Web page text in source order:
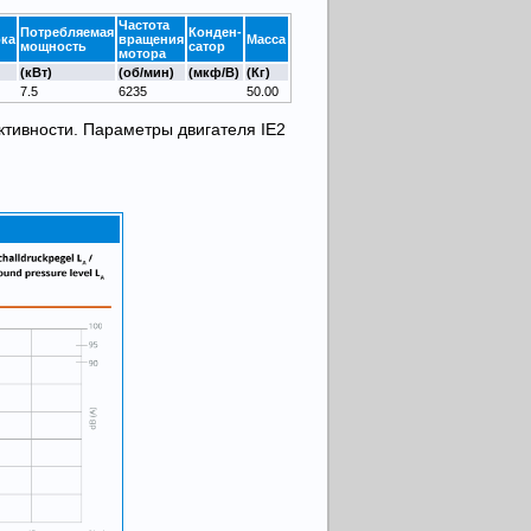
Потребляемая
мощность
Частота
вращения
мотора
Конден-
сатор
Масса
(кВт) (об/мин) (мкф/В) (Кг)
7.5
6235 50.00
Параметры двигателя IE2